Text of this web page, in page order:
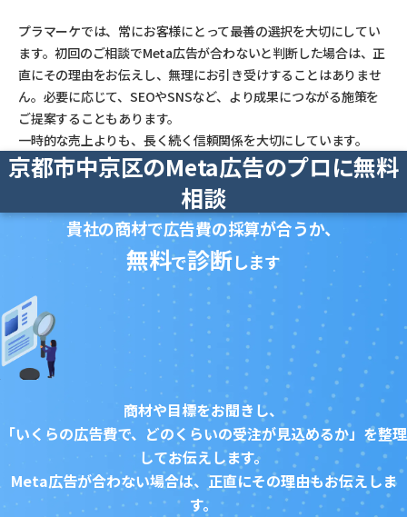
プラマーケでは、常にお客様にとって最善の選択を大切にしてい
ます。初回のご相談でMeta広告が合わないと判断した場合は、正
直にその理由をお伝えし、無理にお引き受けすることはありませ
ん。必要に応じて、SEOやSNSなど、より成果につながる施策を
ご提案することもあります。
一時的な売上よりも、長く続く信頼関係を大切にしています。
京都市中京区のMeta広告のプロに無料
相談
貴社の商材で広告費の採算が合うか、
無料で診断します
商材や目標をお聞きし、
「いくらの広告費で、どのくらいの受注が見込めるか」を整理
してお伝えします。
Meta広告が合わない場合は、正直にその理由もお伝えしま
す。